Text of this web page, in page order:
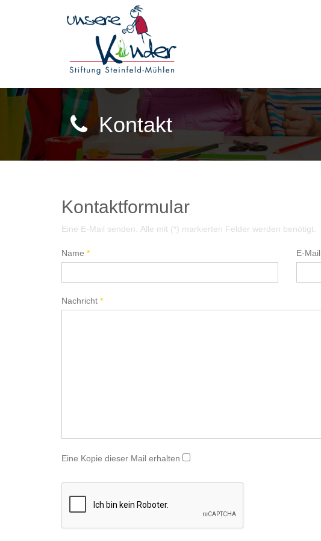
Kontakt
Kontaktformular
Eine E-Mail senden. Alle mit (*) markierten Felder werden benötigt.
Name * E-Mail
Nachricht *
Eine Kopie dieser Mail erhalten